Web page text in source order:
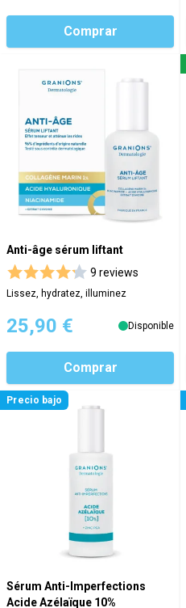
Comprar
Anti-âge sérum liftant
9 reviews
Lissez, hydratez, illuminez
25,90 € Disponible
Comprar
Precio bajo
Sérum Anti-Imperfections
Acide Azélaïque 10%